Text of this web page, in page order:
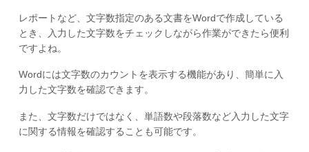
レポートなど、文字数指定のある文書をWordで作成している
とき、入力した文字数をチェックしながら作業ができたら便利
ですよね。
Wordには文字数のカウントを表示する機能があり、簡単に入
力した文字数を確認できます。
また、文字数だけではなく、単語数や段落数など入力した文字
に関する情報を確認することも可能です。